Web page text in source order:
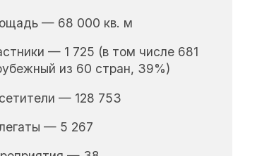
— 68 000 кв. м
— 1 725 (в том числе 681
из 60 стран, 39%)
— 128 753
— 5 267